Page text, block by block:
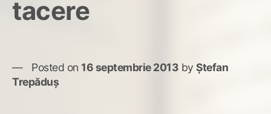
tacere
Posted on 16 septembrie 2013 by Ștefan
Trepăduș